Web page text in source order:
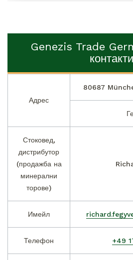
Genezis Trade
контакти
Адрес
80687
Стоковед,
дистрибутор
(продажба на
минерални
торове)
Имейл
Телефон +49